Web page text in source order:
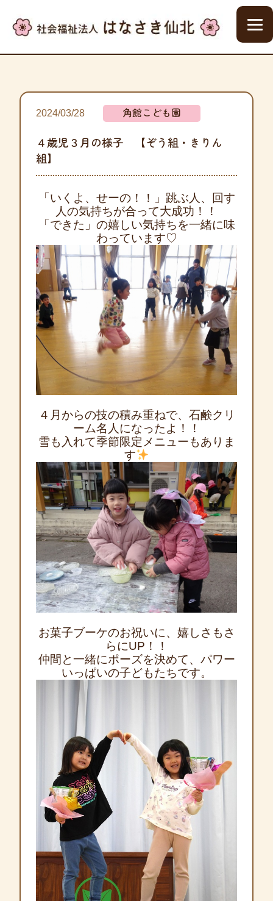
2024/03/28 角館こども園
４歳児３月の様子 【ぞう組・きりん
組】
「いくよ、せーの！！」跳ぶ人、回す
人の気持ちが合って大成功！！
「できた」の嬉しい気持ちを一緒に味
わっています♡
４月からの技の積み重ねで、石鹸クリ
ーム名人になったよ！！
雪も入れて季節限定メニューもありま
す
お菓子ブーケのお祝いに、嬉しさもさ
らにUP！！
仲間と一緒にポーズを決めて、パワー
いっぱいの子どもたちです。